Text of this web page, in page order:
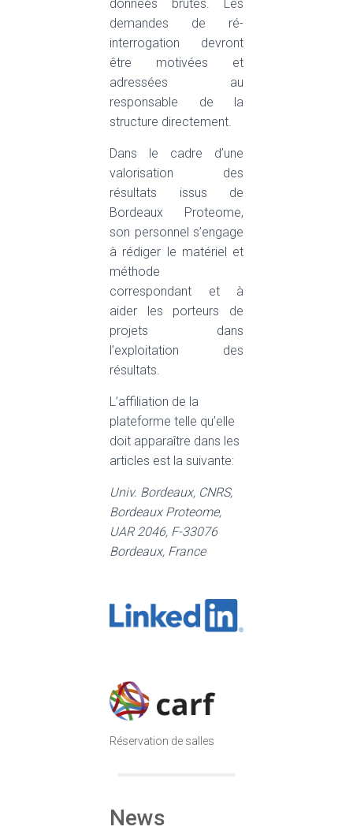
données brutes. Les
demandes de ré-
interrogation devront
être motivées et
adressées au
responsable de la
structure directement.
Dans le cadre d’une
valorisation des
résultats issus de
Bordeaux Proteome,
son personnel s’engage
à rédiger le matériel et
méthode
correspondant et à
aider les porteurs de
projets dans
l’exploitation des
résultats.
L’affiliation de la
plateforme telle qu’elle
doit apparaître dans les
articles est la suivante:
Univ. Bordeaux, CNRS,
Bordeaux Proteome,
UAR 2046, F-33076
Bordeaux, France
Réservation de salles
News